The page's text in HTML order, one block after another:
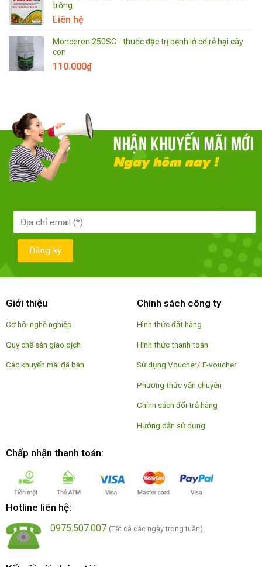
trồng
Liên hệ
Monceren 250SC - thuốc đặc trị bệnh lở cổ rễ hại cây
con
110.000₫
Giới thiệu
Cơ hội nghề nghiệp
Quy chế sàn giao dịch
Các khuyến mãi đã bán
Chính sách công ty
Hình thức đặt hàng
Hình thức thanh toán
Sử dụng Voucher/ E-voucher
Phương thức vận chuyên
Chính sách đổi trả hàng
Hướng dẫn sử dụng
Chấp nhận thanh toán:
Hotline liên hệ:
0975.507.007 (Tất cả các ngày trong tuần)